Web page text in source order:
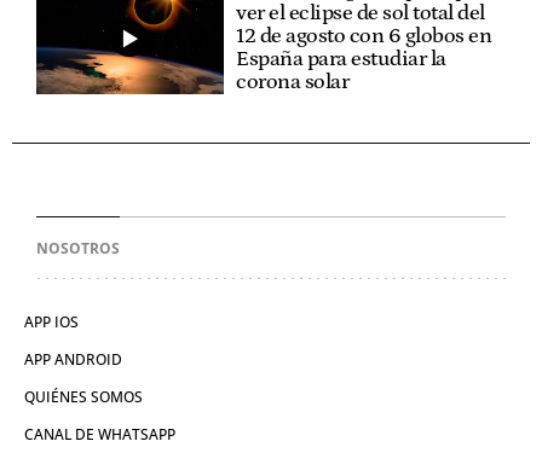
ver el eclipse de sol total del
12 de agosto con 6 globos en
España para estudiar la
corona solar
NOSOTROS
APP IOS
APP ANDROID
QUIÉNES SOMOS
CANAL DE WHATSAPP